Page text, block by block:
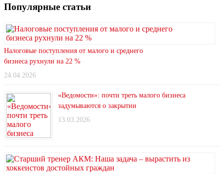
Популярные статьи
Налоговые поступления от малого и среднего
бизнеса рухнули на 22 %
24.04.2026
«Ведомости»: почти треть малого бизнеса
задумываются о закрытии
13.03.2026